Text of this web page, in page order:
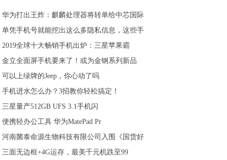
华为打出王炸：麒麟处理器将转单给中芯国际
单凭手机号就能挖出这么多隐私信息，这些手
2019全球十大畅销手机出炉：三星苹果霸
金立全面屏手机要来了！或为金钢系列新品
可以上绿牌的Jeep，你心动了吗
手机进水怎么办？3招教你轻松搞定！
三星量产512GB UFS 3.1手机闪
便携轻办公工具 华为MatePad Pr
河南菌泰命源生物科技有限公司入围《国货好
三面无边框+4G运存，最美千元机跌至99